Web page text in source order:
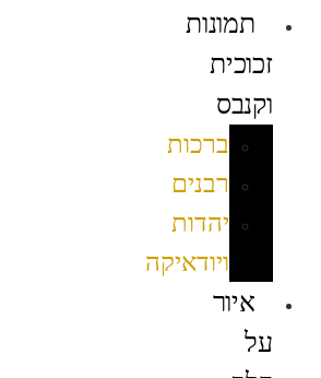
תמונות
זכוכית
וקנבס
ברכות
רבנים
יהדות
ויודאיקה
איור
על